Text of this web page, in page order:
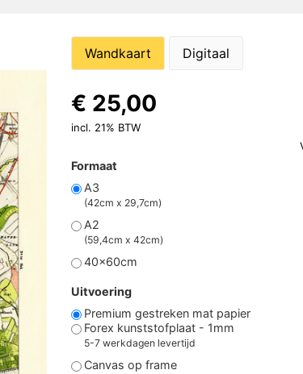
Wandkaart Digitaal
Formaat
A3
(42cm x 29,7cm)
A2
(59,4cm x 42cm)
40x60cm
Uitvoering
Premium gestreken mat papier
Forex kunststofplaat - 1mm
5-7 werkdagen levertijd
Canvas op frame
€ 25,00
incl. 21% BTW